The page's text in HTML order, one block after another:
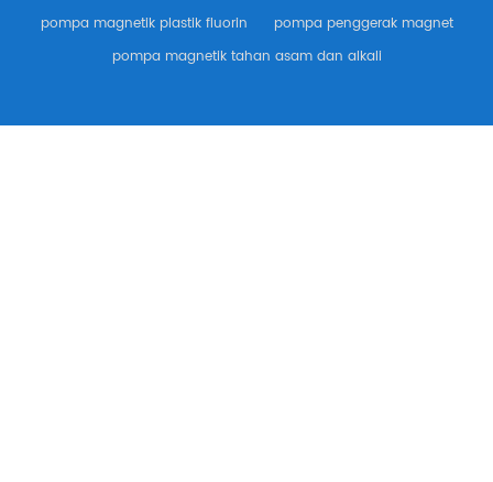
pompa magnetik plastik fluorin
pompa penggerak magnet
pompa magnetik tahan asam dan alkali